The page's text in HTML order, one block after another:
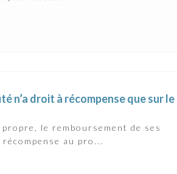
n’a droit à récompense que sur
le remboursement de ses
au pro...